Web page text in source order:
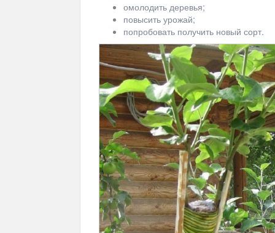
омолодить деревья;
повысить урожай;
попробовать получить новый сорт.